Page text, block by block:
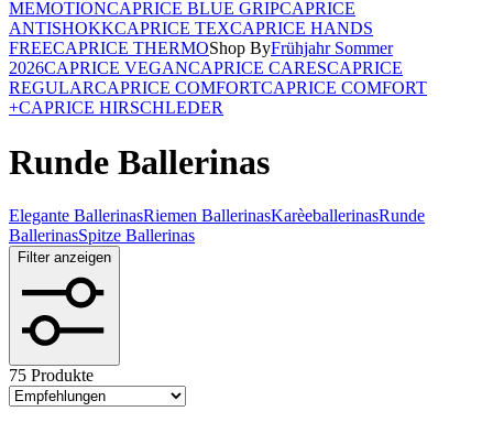
MEMOTIONCAPRICE BLUE GRIPCAPRICE
ANTISHOKKCAPRICE TEXCAPRICE HANDS
FREECAPRICE THERMOShop ByFrühjahr Sommer
2026CAPRICE VEGANCAPRICE CARESCAPRICE
REGULARCAPRICE COMFORTCAPRICE COMFORT
+CAPRICE HIRSCHLEDER
Runde Ballerinas
Elegante BallerinasRiemen BallerinasKarèeballerinasRunde
BallerinasSpitze Ballerinas
Filter anzeigen
75 Produkte